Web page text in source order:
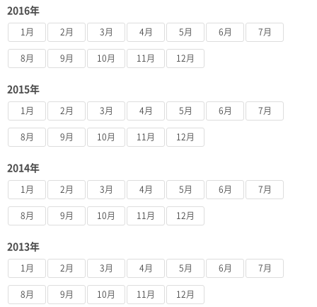
2016年
1月 2月 3月 4月 5月 6月 7月
8月 9月 10月 11月 12月
2015年
1月 2月 3月 4月 5月 6月 7月
8月 9月 10月 11月 12月
2014年
1月 2月 3月 4月 5月 6月 7月
8月 9月 10月 11月 12月
2013年
1月 2月 3月 4月 5月 6月 7月
8月 9月 10月 11月 12月